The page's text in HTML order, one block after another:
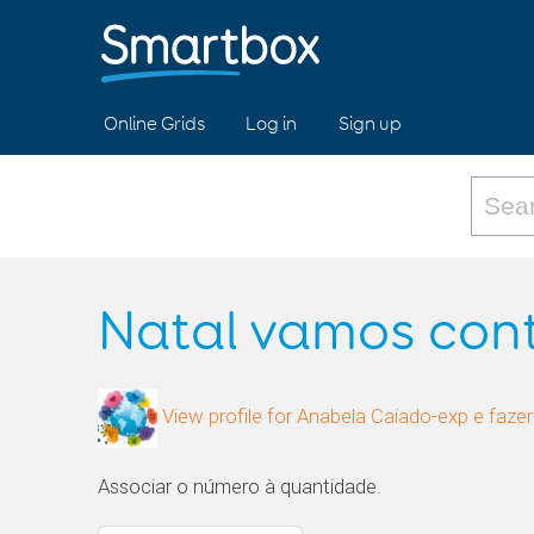
Online Grids Log in Sign up
Natal vamos
View profile for Anabela Caiado-exp e fazer
Associar o número à quantidade.